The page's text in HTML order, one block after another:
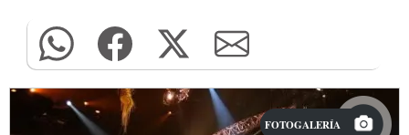
FOTOGALERÍA